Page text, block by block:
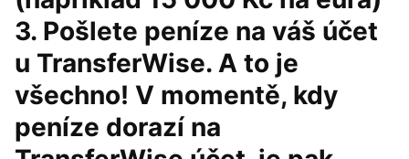
3. Pošlete peníze na váš účet
u TransferWise. A to je
všechno! V momentě, kdy
peníze dorazí na